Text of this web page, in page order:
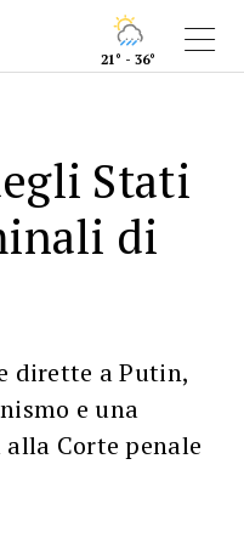
21° - 36°
Stati
di
dirette a Putin,
e una
Corte penale